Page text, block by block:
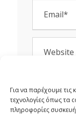
Για να παρέχουμε τις
τεχνολογίες όπως τα
πληροφορίες
Save my
browser